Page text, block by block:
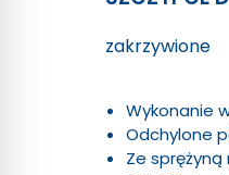
zakrzywione
Wykonanie
Odchylone
Ze sprężyną